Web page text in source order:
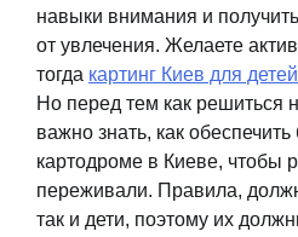
навыки внимания и
от увлечения. Желаете
тогда картинг Киев для детей
Но перед тем как решиться
важно знать, как
картодроме в Киеве, чтобы
переживали. Правила,
так и дети, поэтому их